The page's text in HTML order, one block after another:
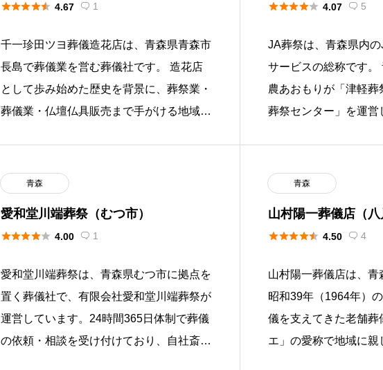
 4.67  1
千一珍田ツヨ葬儀造花店は、青森県青森市
長島で葬儀業を営む葬儀社です。 造花店
として歩み始めた歴史を背景に、葬祭業・
葬儀業・仏壇仏具販売まで手がける地域密
 4.07  5
JA葬祭は、青森県内
サービスの総称です。
農あおもりが「津軽
葬祭センター」を運営
青森
愛和堂川端葬祭（むつ市）
 4.00  1
愛和堂川端葬祭は、青森県むつ市に拠点を
置く葬儀社で、有限会社愛和堂川端葬祭が
運営しています。24時間365日体制で葬儀
の依頼・相談を受け付けており、自社斎場
青森
山村陽一葬儀店（八
 4.50  4
山村陽一葬儀店は、青
昭和39年（1964年）
儀を支えてきた老舗葬
エ」の愛称で地域に親